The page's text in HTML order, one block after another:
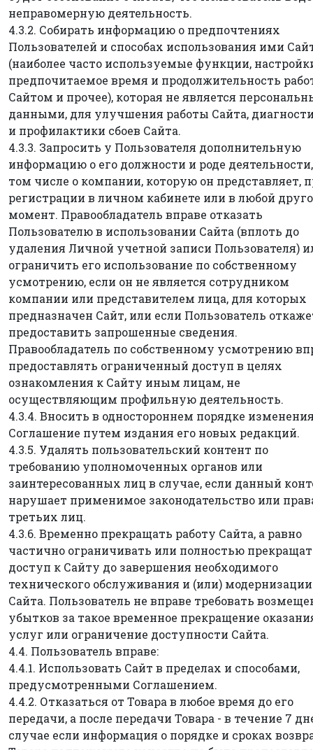
неправомерную деятельность.
4.3.2. Собирать информацию о предпочтениях
Пользователей и способах использования ими
(наиболее часто используемые функции,
предпочитаемое время и продолжительность
Сайтом и прочее), которая не является
данными, для улучшения работы Сайта,
и профилактики сбоев Сайта.
4.3.3. Запросить у Пользователя дополнительную
информацию о его должности и роде
том числе о компании, которую он представляет,
регистрации в личном кабинете или в любой
момент. Правообладатель вправе отказать
Пользователю в использовании Сайта (вплоть до
удаления Личной учетной записи Пользователя)
ограничить его использование по собственному
усмотрению, если он не является сотрудником
компании или представителем лица, для которых
предназначен Сайт, или если Пользователь
предоставить запрошенные сведения.
Правообладатель по собственному усмотрению
предоставлять ограниченный доступ в целях
ознакомления к Сайту иным лицам, не
осуществляющим профильную деятельность.
4.3.4. Вносить в одностороннем порядке
Соглашение путем издания его новых редакций.
4.3.5. Удалять пользовательский контент по
требованию уполномоченных органов или
заинтересованных лиц в случае, если данный
нарушает применимое законодательство или
третьих лиц.
4.3.6. Временно прекращать работу Сайта, а равно
частично ограничивать или полностью
доступ к Сайту до завершения необходимого
технического обслуживания и (или) модернизации
Сайта. Пользователь не вправе требовать
убытков за такое временное прекращение
услуг или ограничение доступности Сайта.
4.4. Пользователь вправе:
4.4.1. Использовать Сайт в пределах и способами,
предусмотренными Соглашением.
4.4.2. Отказаться от Товара в любое время до его
передачи, а после передачи Товара - в течение 7
случае если информация о порядке и сроках